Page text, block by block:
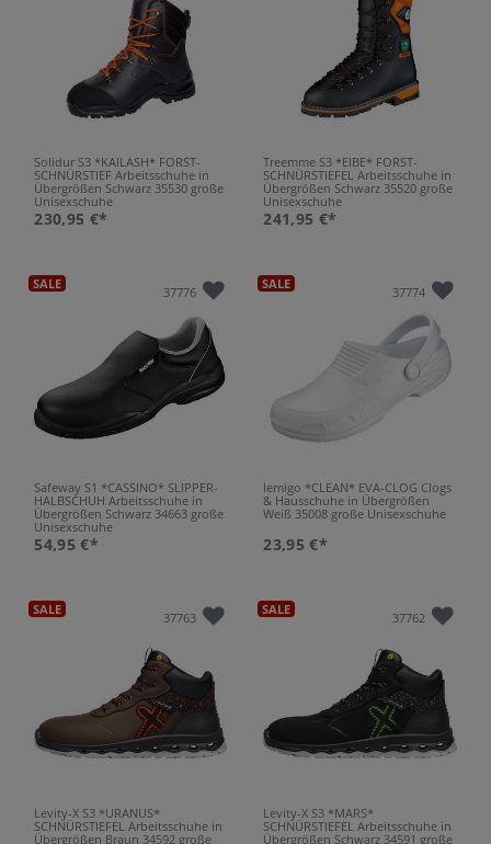
Solidur S3 *KAILASH* FORST-
SCHNÜRSTIEF Arbeitsschuhe in
Übergrößen Schwarz 35530 große
Unisexschuhe
230,95 €*
Treemme S3 *EIBE* FORST-
SCHNÜRSTIEFEL Arbeitsschuhe in
Übergrößen Schwarz 35520 große
Unisexschuhe
241,95 €*
SALE 37776
Safeway S1 *CASSINO* SLIPPER-
HALBSCHUH Arbeitsschuhe in
Übergrößen Schwarz 34663 große
Unisexschuhe
54,95 €*
SALE 37774
lemigo *CLEAN* EVA-CLOG Clogs
& Hausschuhe in Übergrößen
Weiß 35008 große Unisexschuhe
23,95 €*
SALE 37763
Levity-X S3 *URANUS*
SCHNÜRSTIEFEL Arbeitsschuhe in
Übergrößen Braun 34592 große
SALE 37762
Levity-X S3 *MARS*
SCHNÜRSTIEFEL Arbeitsschuhe in
Übergrößen Schwarz 34591 große